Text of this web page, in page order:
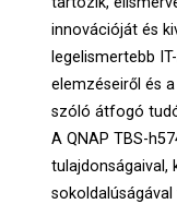
innovációját és
legelismertebb
elemzéseiről és
szóló átfogó
A QNAP TBS-
tulajdonságaival,